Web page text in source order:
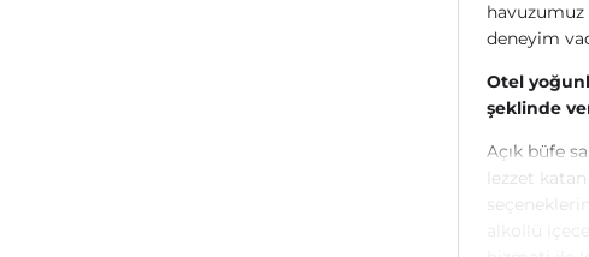
deneyim
Otel
şeklinde
Açık büfe
lezzet